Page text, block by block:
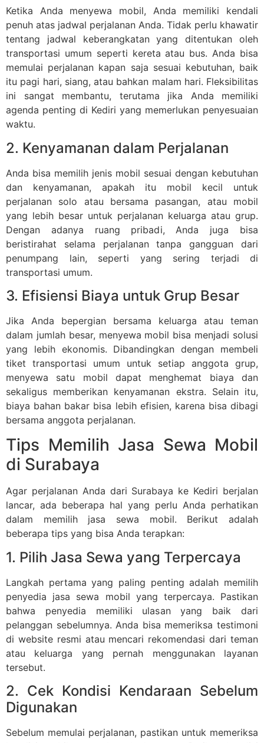
Ketika Anda menyewa mobil, Anda memiliki kendali
penuh atas jadwal perjalanan Anda. Tidak perlu khawatir
tentang jadwal keberangkatan yang ditentukan oleh
transportasi umum seperti kereta atau bus. Anda bisa
memulai perjalanan kapan saja sesuai kebutuhan, baik
itu pagi hari, siang, atau bahkan malam hari. Fleksibilitas
ini sangat membantu, terutama jika Anda memiliki
agenda penting di Kediri yang memerlukan penyesuaian
waktu.
2. Kenyamanan dalam Perjalanan
Anda bisa memilih jenis mobil sesuai dengan kebutuhan
dan kenyamanan, apakah itu mobil kecil untuk
perjalanan solo atau bersama pasangan, atau mobil
yang lebih besar untuk perjalanan keluarga atau grup.
Dengan adanya ruang pribadi, Anda juga bisa
beristirahat selama perjalanan tanpa gangguan dari
penumpang lain, seperti yang sering terjadi di
transportasi umum.
3. Efisiensi Biaya untuk Grup Besar
Jika Anda bepergian bersama keluarga atau teman
dalam jumlah besar, menyewa mobil bisa menjadi solusi
yang lebih ekonomis. Dibandingkan dengan membeli
tiket transportasi umum untuk setiap anggota grup,
menyewa satu mobil dapat menghemat biaya dan
sekaligus memberikan kenyamanan ekstra. Selain itu,
biaya bahan bakar bisa lebih efisien, karena bisa dibagi
bersama anggota perjalanan.
Tips Memilih Jasa Sewa Mobil
di Surabaya
Agar perjalanan Anda dari Surabaya ke Kediri berjalan
lancar, ada beberapa hal yang perlu Anda perhatikan
dalam memilih jasa sewa mobil. Berikut adalah
beberapa tips yang bisa Anda terapkan:
1. Pilih Jasa Sewa yang Terpercaya
Langkah pertama yang paling penting adalah memilih
penyedia jasa sewa mobil yang terpercaya. Pastikan
bahwa penyedia memiliki ulasan yang baik dari
pelanggan sebelumnya. Anda bisa memeriksa testimoni
di website resmi atau mencari rekomendasi dari teman
atau keluarga yang pernah menggunakan layanan
tersebut.
2. Cek Kondisi Kendaraan Sebelum
Digunakan
Sebelum memulai perjalanan, pastikan untuk memeriksa